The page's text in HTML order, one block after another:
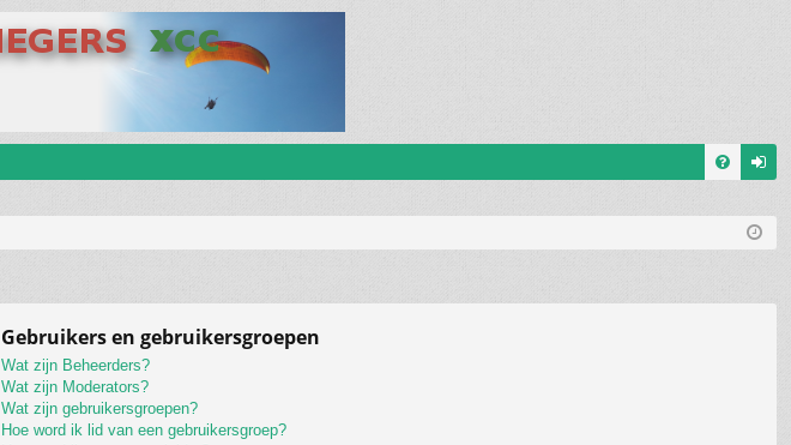
m
de
Gebruikers en gebruikersgroepen
Wat zijn Beheerders?
Wat zijn Moderators?
Wat zijn gebruikersgroepen?
Hoe word ik lid van een gebruikersgroep?